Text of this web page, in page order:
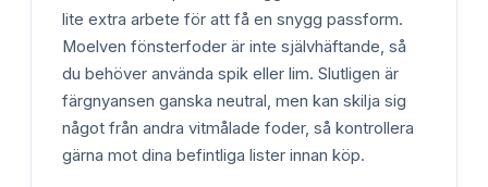
lite extra arbete för att få en snygg passform.
Moelven fönsterfoder är inte självhäftande, så
du behöver använda spik eller lim. Slutligen är
färgnyansen ganska neutral, men kan skilja sig
något från andra vitmålade foder, så kontrollera
gärna mot dina befintliga lister innan köp.